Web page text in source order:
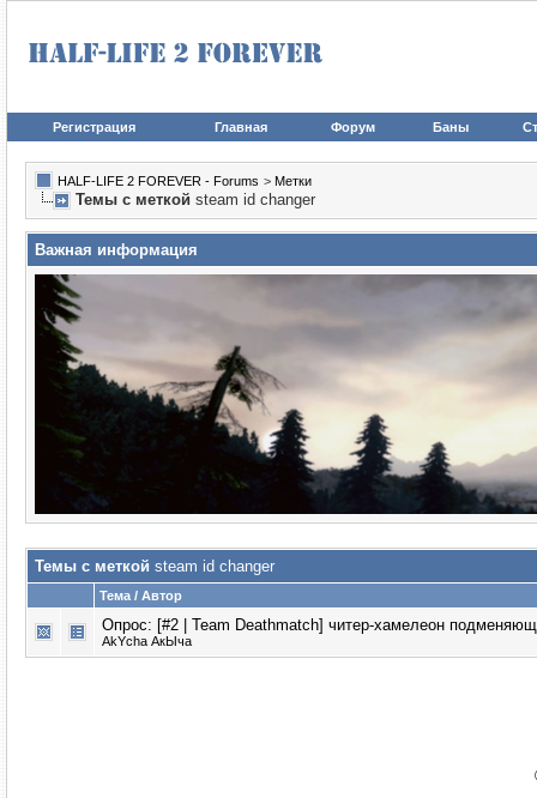
Регистрация Главная Форум Баны
HALF-LIFE 2 FOREVER - Forums > Метки
Темы с меткой steam id changer
Важная информация
Темы с меткой steam id changer
Тема / Автор
Опрос: [#2 | Team Deathmatch] читер-хамелеон
AkYcha АкЫча